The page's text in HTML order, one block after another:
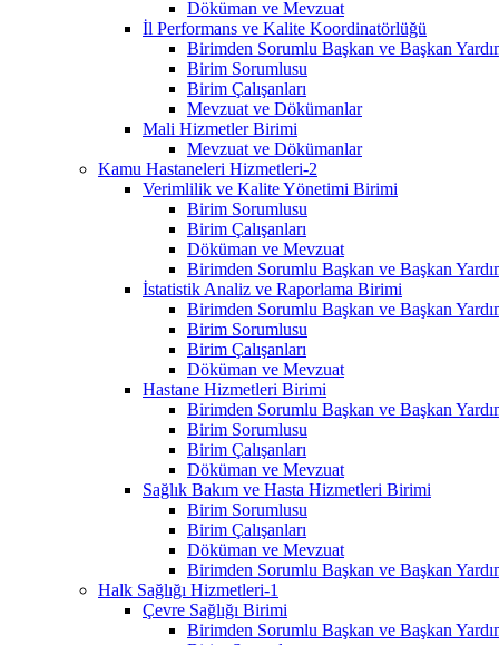
Döküman ve Mevzuat
İl Performans ve Kalite Koordinatörlüğü
Birimden Sorumlu Başkan ve Başkan
Birim Sorumlusu
Birim Çalışanları
Mevzuat ve Dökümanlar
Mali Hizmetler Birimi
Mevzuat ve Dökümanlar
Kamu Hastaneleri Hizmetleri-2
Verimlilik ve Kalite Yönetimi Birimi
Birim Sorumlusu
Birim Çalışanları
Döküman ve Mevzuat
Birimden Sorumlu Başkan ve Başkan
İstatistik Analiz ve Raporlama Birimi
Birimden Sorumlu Başkan ve Başkan
Birim Sorumlusu
Birim Çalışanları
Döküman ve Mevzuat
Hastane Hizmetleri Birimi
Birimden Sorumlu Başkan ve Başkan
Birim Sorumlusu
Birim Çalışanları
Döküman ve Mevzuat
Sağlık Bakım ve Hasta Hizmetleri Birimi
Birim Sorumlusu
Birim Çalışanları
Döküman ve Mevzuat
Birimden Sorumlu Başkan ve Başkan
Halk Sağlığı Hizmetleri-1
Çevre Sağlığı Birimi
Birimden Sorumlu Başkan ve Başkan